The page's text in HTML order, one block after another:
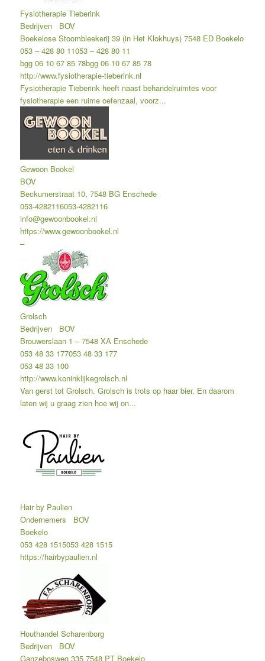
Fysiotherapie Tieberink
Bedrijven
BOV
Boekelose Stoombleekerij 39 (in Het Klokhuys) 7548 ED Boekelo
053 – 428 80 11053 – 428 80 11
bgg 06 10 67 85 78bgg 06 10 67 85 78
http://www.fysiotherapie-tieberink.nl
Fysiotherapie Tieberink heeft naast behandelruimtes voor
fysiotherapie een ruime oefenzaal, voorz...
Gewoon Bookel
BOV
Beckumerstraat 10, 7548 BG Enschede
053-4282116053-4282116
info@gewoonbookel.nl
https://www.gewoonbookel.nl
–
Grolsch
Bedrijven
BOV
Brouwerslaan 1 – 7548 XA Enschede
053 48 33 177053 48 33 177
053 48 33 100
http://www.koninklijkegrolsch.nl
Van gerst tot Grolsch. Grolsch is trots op haar bier. En daarom
laten wij u graag zien hoe wij on...
Hair by Paulien
Ondernemers
BOV
Boekelo
053 428 1515053 428 1515
https://hairbypaulien.nl
Houthandel Scharenborg
Bedrijven
BOV
Ganzebosweg 335 7548 PT Boekelo